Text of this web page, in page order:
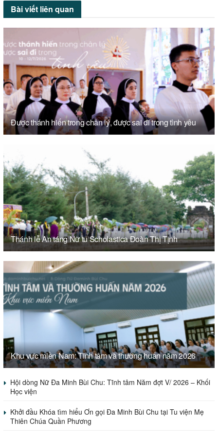
Bài viết liên quan
Được thánh hiến trong chân lý, được sai đi trong tình yêu
Thánh lễ An táng Nữ tu Scholastica Đoàn Thị Tịnh
Khu vực miền Nam: Tĩnh tâm và thường huấn năm 2026
Hội dòng Nữ Đa Minh Bùi Chu: Tĩnh tâm Năm đợt V/ 2026 – Khối
Học viện
Khởi đầu Khóa tìm hiểu Ơn gọi Đa Minh Bùi Chu tại Tu viện Mẹ
Thiên Chúa Quần Phương